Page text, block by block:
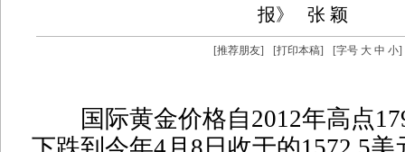
报》
张 颖
[推荐朋友] [打印本稿] [字号 大 中 小]
国际黄金价格自2012年高点